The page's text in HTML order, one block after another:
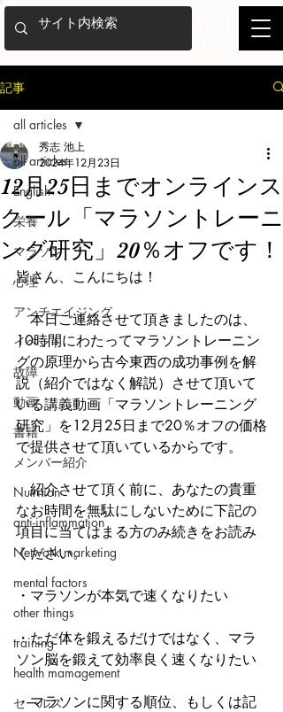
記事
all articles
English
栄養
マラソン
心理
アンチエイジング
イベント
故障
動画
書籍
メンバー紹介
Nutrition
anti-inflammation
Network marketing
mental factors
other things
training
health mamagement
セールス
all articles
12月25日までオンラインス
クール「マラソントレーニ
ング研究」20％オフです！
秀志 池上
2024年12月23日
皆さん、こんにちは！
本日ご連絡させて頂きましたのは、
10時間にわたってマラソントレーニン
グの原理から古今東西の成功事例を解
説（紹介ではなく解説）させて頂いて
いる講義動画「マラソントレーニング
研究」を12月25日まで20％オフの価格
で提供させて頂いているからです。
紹介させて頂く前に、あなたの貴重
なお時間を無駄にしないために下記の
項目に当てはまる方のみ続きをお読み
ください。
・マラソンが本気で速くなりたい
・ただ体を鍛えるだけではなく、マラ
ソン脳を鍛えて効率良く速くなりたい
・マラソンに関する順位、もしくは記